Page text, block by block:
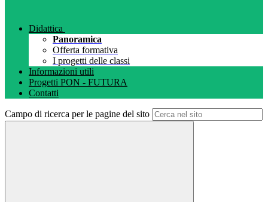
Didattica
Panoramica
Offerta formativa
I progetti delle classi
Informazioni utili
Progetti PON - FUTURA
Contatti
Campo di ricerca per le pagine del sito